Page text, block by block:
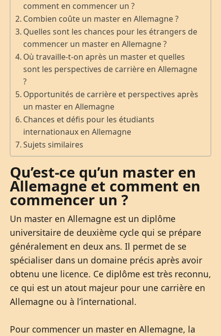
comment en commencer un ?
Combien coûte un master en Allemagne ?
Quelles sont les chances pour les étrangers de
commencer un master en Allemagne ?
Où travaille-t-on après un master et quelles
sont les perspectives de carrière en Allemagne
?
Opportunités de carrière et perspectives après
un master en Allemagne
Chances et défis pour les étudiants
internationaux en Allemagne
Sujets similaires
Qu’est-ce qu’un master en
Allemagne et comment en
commencer un ?
Un master en Allemagne est un diplôme
universitaire de deuxième cycle qui se prépare
généralement en deux ans. Il permet de se
spécialiser dans un domaine précis après avoir
obtenu une licence. Ce diplôme est très reconnu,
ce qui est un atout majeur pour une carrière en
Allemagne ou à l’international.
Pour commencer un master en Allemagne, la